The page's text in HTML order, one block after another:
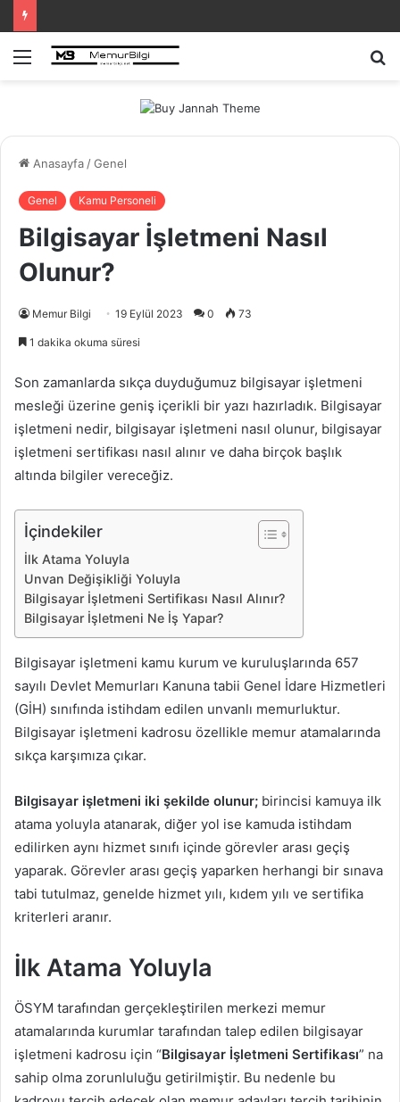
Menü
Anasayfa /Genel
Genel Kamu Personeli
Bilgisayar İşletmeni Nasıl
Olunur?
Memur Bilgi 19 Eylül 2023 0 73
1 dakika okuma süresi
Son zamanlarda sıkça duyduğumuz bilgisayar işletmeni
mesleği üzerine geniş içerikli bir yazı hazırladık. Bilgisayar
işletmeni nedir, bilgisayar işletmeni nasıl olunur, bilgisayar
işletmeni sertifikası nasıl alınır ve daha birçok başlık
altında bilgiler vereceğiz.
İçindekiler
İlk Atama Yoluyla
Unvan Değişikliği Yoluyla
Bilgisayar İşletmeni Sertifikası Nasıl Alınır?
Bilgisayar İşletmeni Ne İş Yapar?
Bilgisayar işletmeni kamu kurum ve kuruluşlarında 657
sayılı Devlet Memurları Kanuna tabii Genel İdare Hizmetleri
(GİH) sınıfında istihdam edilen unvanlı memurluktur.
Bilgisayar işletmeni kadrosu özellikle memur atamalarında
sıkça karşımıza çıkar.
Bilgisayar işletmeni iki şekilde olunur; birincisi kamuya ilk
atama yoluyla atanarak, diğer yol ise kamuda istihdam
edilirken aynı hizmet sınıfı içinde görevler arası geçiş
yaparak. Görevler arası geçiş yaparken herhangi bir sınava
tabi tutulmaz, genelde hizmet yılı, kıdem yılı ve sertifika
kriterleri aranır.
İlk Atama Yoluyla
ÖSYM tarafından gerçekleştirilen merkezi memur
atamalarında kurumlar tarafından talep edilen bilgisayar
işletmeni kadrosu için “Bilgisayar İşletmeni Sertifikası” na
sahip olma zorunluluğu getirilmiştir. Bu nedenle bu